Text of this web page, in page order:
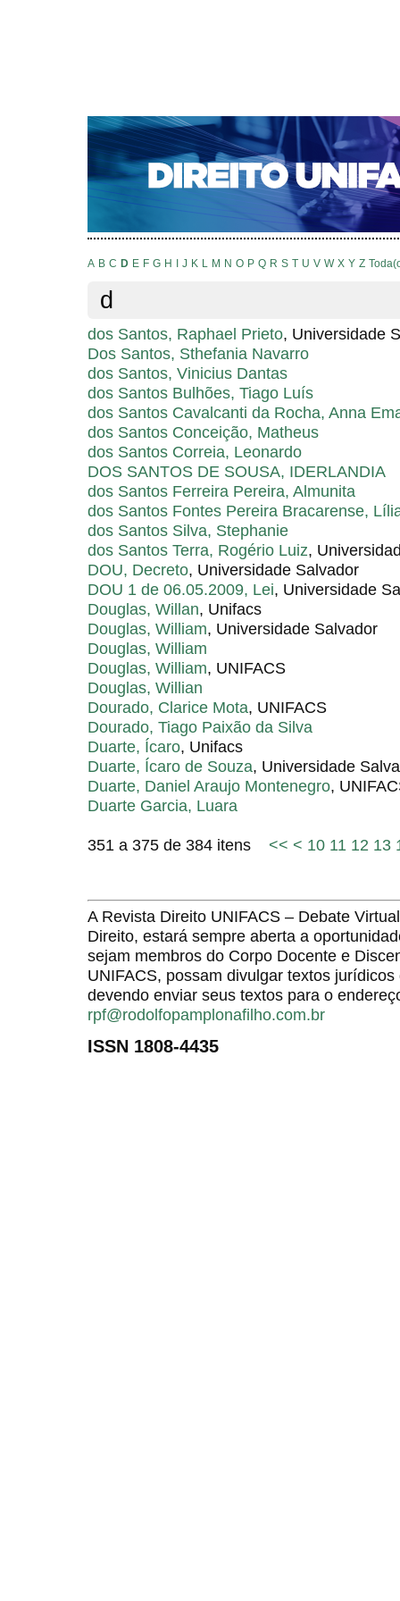
CAPA SOBRE ACESSO CADASTRO
NOTÍCIAS
EDIÇÕES DE Nº 1 A 100 WEBMAIL
Capa>Pesquisa> Índice de autores
Índice de autores
A B C D E F G H J K L M N O P Q R S T U V W X Y Z
d
dos Santos, Raphael Prieto, Universidade
Dos Santos, Sthefania Navarro
dos Santos, Vinicius Dantas
dos Santos Bulhões, Tiago Luís
dos Santos Cavalcanti da Rocha, Anna
dos Santos Conceição, Matheus
dos Santos Correia, Leonardo
DOS SANTOS DE SOUSA, IDERLANDIA
dos Santos Ferreira Pereira, Almunita
dos Santos Fontes Pereira Bracarense,
dos Santos Silva, Stephanie
dos Santos Terra, Rogério Luiz,
DOU, Decreto, Universidade Salvador
DOU 1 de 06.05.2009, Lei, Universidade
Douglas, Willan, Unifacs
Douglas, William, Universidade Salvador
Douglas, William
Douglas, William, UNIFACS
Douglas, Willian
Dourado, Clarice Mota, UNIFACS
Dourado, Tiago Paixão da Silva
Duarte, Ícaro, Unifacs
Duarte, Ícaro de Souza, Universidade
Duarte, Daniel Araujo Montenegro,
Duarte Garcia, Luara
351 a 375 de 384 itens << < 10 11 12 13
A Revista Direito UNIFACS – Debate
Direito, estará sempre aberta a
sejam membros do Corpo Docente e
UNIFACS, possam divulgar textos
devendo enviar seus textos para o
rpf@rodolfopamplonafilho.com.br
ISSN 1808-4435